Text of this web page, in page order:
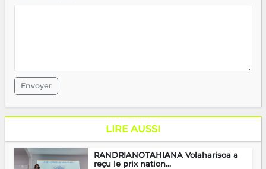
Envoyer
LIRE AUSSI
RANDRIANOTAHIANA Volaharisoa a
reçu le prix nation...